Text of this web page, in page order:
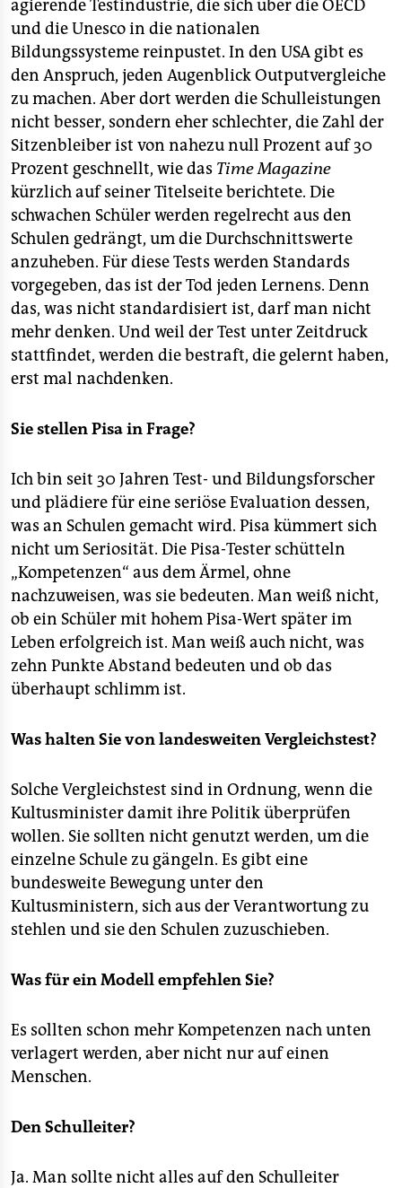
agierende Testindustrie, die sich über die OECD
und die Unesco in die nationalen
Bildungssysteme reinpustet. In den USA gibt es
den Anspruch, jeden Augenblick Outputvergleiche
zu machen. Aber dort werden die Schulleistungen
nicht besser, sondern eher schlechter, die Zahl der
Sitzenbleiber ist von nahezu null Prozent auf 30
Prozent geschnellt, wie das Time Magazine
kürzlich auf seiner Titelseite berichtete. Die
schwachen Schüler werden regelrecht aus den
Schulen gedrängt, um die Durchschnittswerte
anzuheben. Für diese Tests werden Standards
vorgegeben, das ist der Tod jeden Lernens. Denn
das, was nicht standardisiert ist, darf man nicht
mehr denken. Und weil der Test unter Zeitdruck
stattfindet, werden die bestraft, die gelernt haben,
erst mal nachdenken.
Sie stellen Pisa in Frage?
Ich bin seit 30 Jahren Test- und Bildungsforscher
und plädiere für eine seriöse Evaluation dessen,
was an Schulen gemacht wird. Pisa kümmert sich
nicht um Seriosität. Die Pisa-Tester schütteln
„Kompetenzen“ aus dem Ärmel, ohne
nachzuweisen, was sie bedeuten. Man weiß nicht,
ob ein Schüler mit hohem Pisa-Wert später im
Leben erfolgreich ist. Man weiß auch nicht, was
zehn Punkte Abstand bedeuten und ob das
überhaupt schlimm ist.
Was halten Sie von landesweiten Vergleichstest?
Solche Vergleichstest sind in Ordnung, wenn die
Kultusminister damit ihre Politik überprüfen
wollen. Sie sollten nicht genutzt werden, um die
einzelne Schule zu gängeln. Es gibt eine
bundesweite Bewegung unter den
Kultusministern, sich aus der Verantwortung zu
stehlen und sie den Schulen zuzuschieben.
Was für ein Modell empfehlen Sie?
Es sollten schon mehr Kompetenzen nach unten
verlagert werden, aber nicht nur auf einen
Menschen.
Den Schulleiter?
Ja. Man sollte nicht alles auf den Schulleiter